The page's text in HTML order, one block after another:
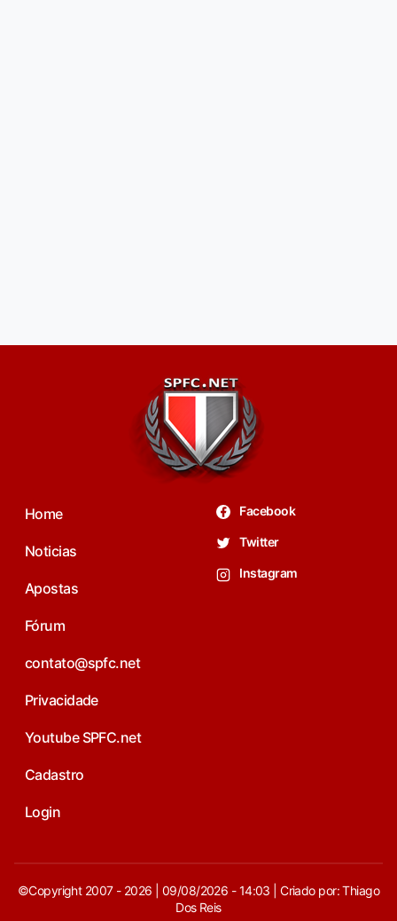
Home
Noticias
Apostas
Fórum
contato@spfc.net
Privacidade
Youtube SPFC.net
Cadastro
Login
Facebook
Twitter
Instagram
©Copyright 2007 - 2026 | 09/08/2026 - 14:03 | Criado por: Thiago
Dos Reis